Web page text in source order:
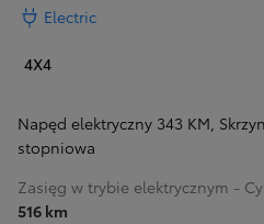
Electric
4X4
Napęd elektryczny 343 KM,
stopniowa
Zasięg w trybie elektrycznym -
516 km